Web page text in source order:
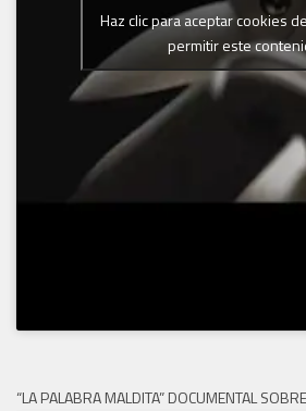
Haz clic para aceptar cookies
permitir este
“LA PALABRA MALDITA” DOCUMENTAL